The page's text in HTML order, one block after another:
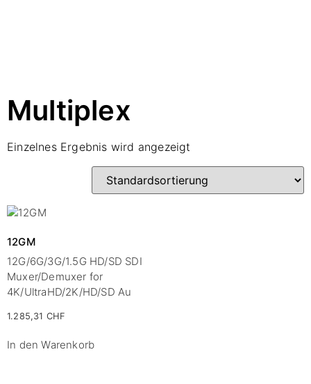
Multiplex
Einzelnes Ergebnis wird angezeigt
12GM
12G/6G/3G/1.5G HD/SD SDI
Muxer/Demuxer for
4K/UltraHD/2K/HD/SD Au
1.285,31 CHF
In den Warenkorb